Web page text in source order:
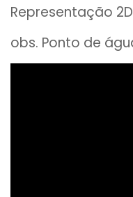
Representação
obs. Ponto de